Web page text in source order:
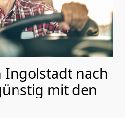
Ingolstadt nach
mit den